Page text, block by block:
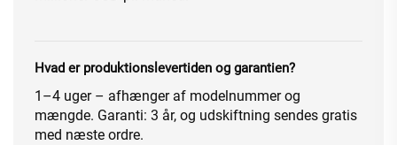
Hvad er produktionslevertiden og garantien?
1–4 uger – afhænger af modelnummer og
mængde. Garanti: 3 år, og udskiftning sendes gratis
med næste ordre.